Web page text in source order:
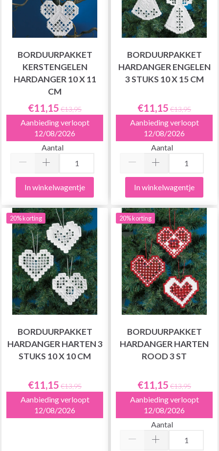
BORDUURPAKKET
KERSTENGELEN
HARDANGER 10 X 11
CM
€11,15 €13,95
Aanbieding verloopt
12/08/2026
Aantal
In winkelwagentje
BORDUURPAKKET
HARDANGER ENGELEN
3 STUKS 10 X 15 CM
€11,15 €13,95
Aanbieding verloopt
12/08/2026
Aantal
In winkelwagentje
20% korting
BORDUURPAKKET
HARDANGER HARTEN 3
STUKS 10 X 10 CM
€11,15 €13,95
Aanbieding verloopt
12/08/2026
20% korting
BORDUURPAKKET
HARDANGER HARTEN
ROOD 3 ST
€11,15 €13,95
Aanbieding verloopt
12/08/2026
Aantal